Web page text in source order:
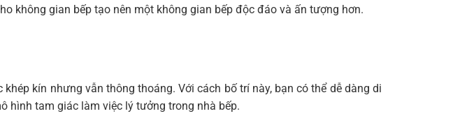
không gian bếp tạo nên một không gian bếp độc đáo và ấn tượng hơn.
kín nhưng vẫn thông thoáng. Với cách bố trí này, bạn có thể dễ dàng di
hình tam giác làm việc lý tưởng trong nhà bếp.